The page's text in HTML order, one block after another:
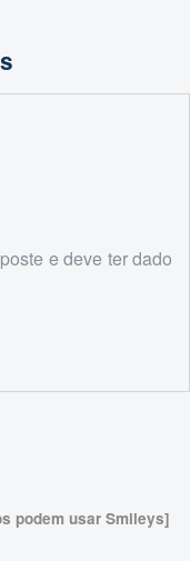
e deve ter dado
podem usar Smileys]